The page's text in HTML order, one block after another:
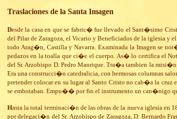
Traslaciones de la Santa Imagen
Desde la casa en que se fabric� fue llevado el Sant�simo
del Pilar de Zaragoza, el Vicario y Beneficiados de la iglesia y
todo Arag�n, Castilla y Navarra. Examinada la Imagen se
pedazos en la toalla que ci�e el cuerpo. As� lo certifica el
del Sr. Arzobispo D. Pedro Manrique. Tra�a tambien la
Era una construcci�n catedralicia, con hermosas columnas
pretender colocar en su lugar al Santo Cristo no cab�a la
se embotaban. Empu�� por fin el instrumento un can�nigo
Hasta la total terminaci�n de las obras de la nueva iglesia en
por delegaci�n del Sr. Arzobispo de Zaragoza, D. Bernardo